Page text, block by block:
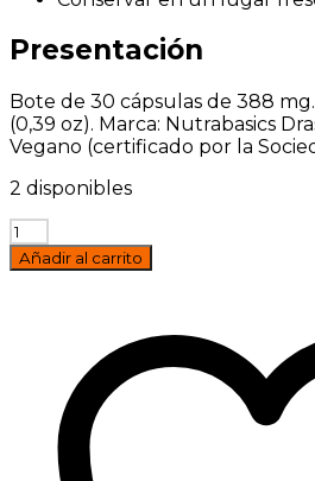
Presentación
Bote de 30 cápsulas de 388 mg.
(0,39 oz). Marca: Nutrabasics
Vegano (certificado por la
2 disponibles
Arandano
rojo
BOTE
cantidad
Añadir al carrito